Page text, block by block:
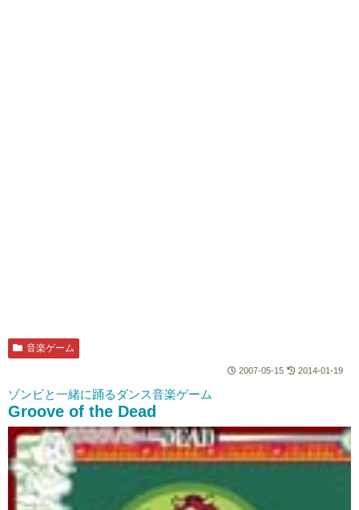
音楽ゲーム
2007-05-15 2014-01-19
ゾンビと一緒に踊るダンス音楽ゲーム
Groove of the Dead